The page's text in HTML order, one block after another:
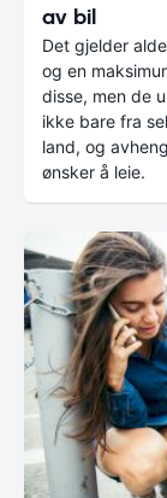
av bil
Det gjelder
og en
disse, men de
ikke bare fra
land, og
ønsker å leie.